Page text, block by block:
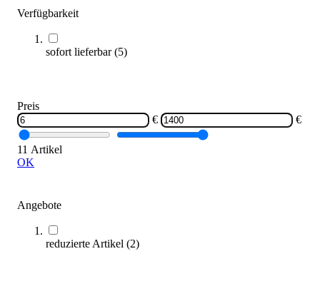
Verfügbarkeit
sofort lieferbar(5)
Preis
€
€
11 Artikel
OK
Angebote
reduzierte Artikel (2)
Zum Produkt
Bald wieder lieferbar
Zum Produkt
Bald wieder lieferbar